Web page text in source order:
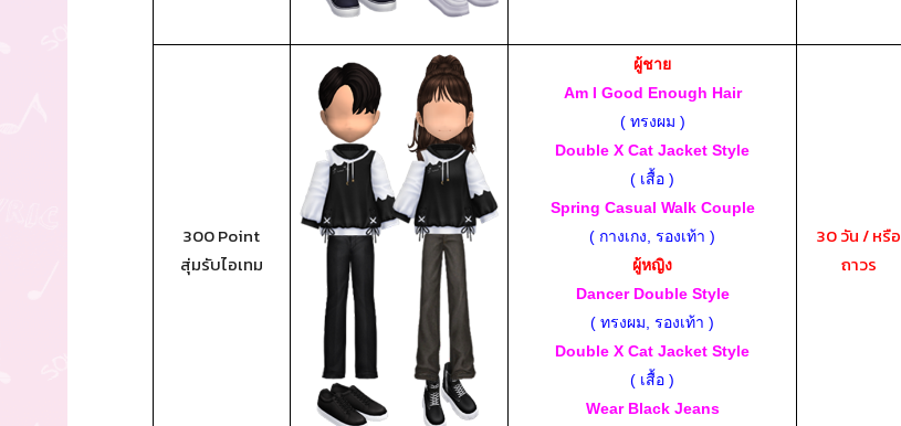
300 Point
สุ่มรับไอเทม
ผู้ชาย
Am I Good Enough Hair
( ทรงผม )
Double X Cat Jacket Style
( เสื้อ )
Spring Casual Walk Couple
( กางเกง, รองเท้า )
ผู้หญิง
Dancer Double Style
( ทรงผม, รองเท้า )
Double X Cat Jacket Style
( เสื้อ )
Wear Black Jeans
30 วัน / หรือ
ถาวร